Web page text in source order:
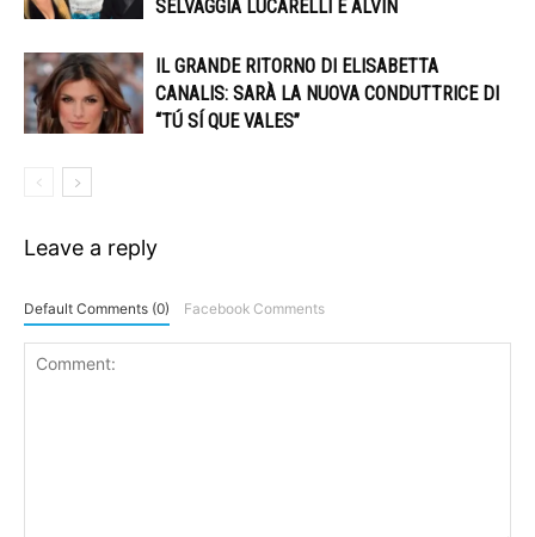
SELVAGGIA LUCARELLI E ALVIN
IL GRANDE RITORNO DI ELISABETTA
CANALIS: SARÀ LA NUOVA CONDUTTRICE DI
“TÚ SÍ QUE VALES”
Leave a reply
Default Comments (0) Facebook Comments